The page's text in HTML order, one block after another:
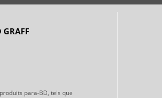
GRAFF
para-BD, tels que